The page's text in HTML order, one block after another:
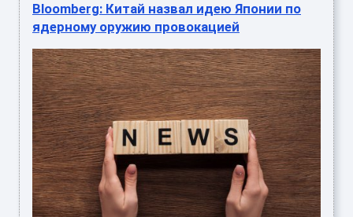
Bloomberg: Китай назвал идею Японии по
ядерному оружию провокацией